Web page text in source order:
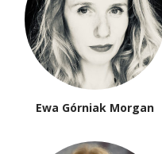
Ewa Górniak Morgan